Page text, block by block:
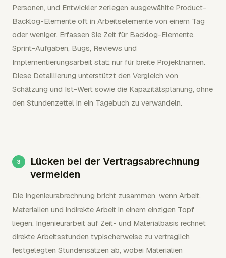
Personen, und Entwickler zerlegen ausgewählte Product-
Backlog-Elemente oft in Arbeitselemente von einem Tag
oder weniger. Erfassen Sie Zeit für Backlog-Elemente,
Sprint-Aufgaben, Bugs, Reviews und
Implementierungsarbeit statt nur für breite Projektnamen.
Diese Detaillierung unterstützt den Vergleich von
Schätzung und Ist-Wert sowie die Kapazitätsplanung, ohne
den Stundenzettel in ein Tagebuch zu verwandeln.
Lücken bei der Vertragsabrechnung
vermeiden
Die Ingenieurabrechnung bricht zusammen, wenn Arbeit,
Materialien und indirekte Arbeit in einem einzigen Topf
liegen. Ingenieurarbeit auf Zeit- und Materialbasis rechnet
direkte Arbeitsstunden typischerweise zu vertraglich
festgelegten Stundensätzen ab, wobei Materialien